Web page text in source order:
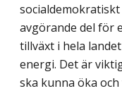
avgörande del för
tillväxt i hela
energi. Det är
ska kunna öka